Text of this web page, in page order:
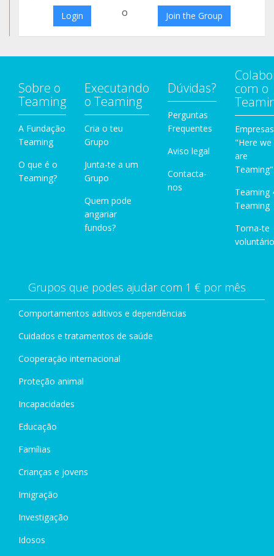
Login o Join the Group
Sobre o
Teaming
A Fundação
Teaming
O que é o
Teaming?
Executando
o Teaming
Cria o teu
Grupo
Junta-te a um
Grupo
Quem pode
angariar
fundos?
Dúvidas?
Perguntas
Frequentes
Aviso legal
Contacta-
nos
com o
Empresas
"Here we
are
Teaming"
Teaming
Teaming
Torna-te
Grupos que podes ajudar com 1 € por mês
Comportamentos aditivos e dependências
Cuidados e tratamentos de saúde
Cooperação internacional
Proteção animal
Incapacidades
Educação
Famílias
Crianças e jovens
Imigração
Investigação
Idosos